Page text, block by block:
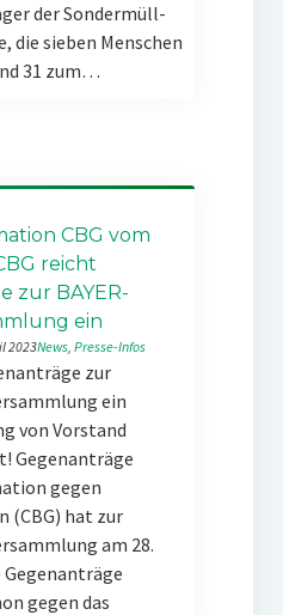
der Sondermüll-
die sieben Menschen
31 zum…
CBG vom
reicht
zur BAYER-
ein
2023News, Presse-Infos
zur
ein
von Vorstand
Gegenanträge
gegen
(CBG) hat zur
am 28.
gegen das